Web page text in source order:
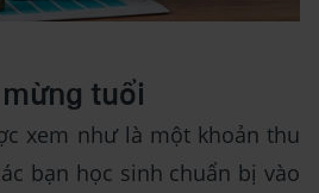
tuổi
xem như là một khoản thu
bạn học sinh chuẩn bị vào